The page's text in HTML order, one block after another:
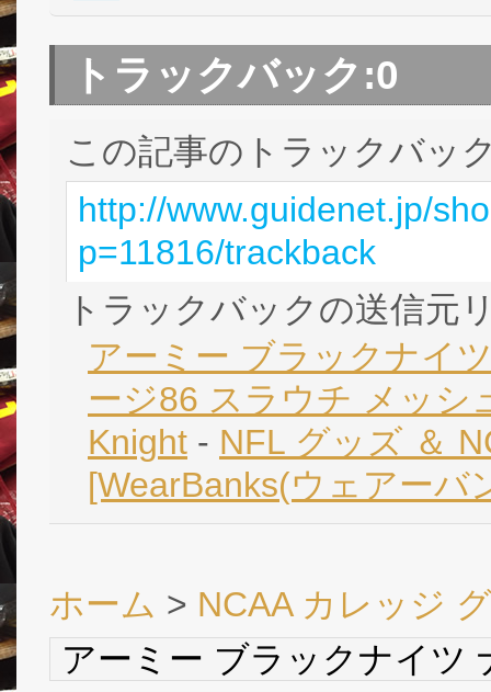
トラックバック:0
この記事のトラックバッ
http://www.guidenet.jp/
p=11816/trackback
トラックバックの送信元
アーミー ブラックナイ
ージ86 スラウチ メッシ
Knight - NFL グッズ ＆
[WearBanks(ウェアーバ
ホーム > NCAA カレッジ
アーミー ブラックナイツ